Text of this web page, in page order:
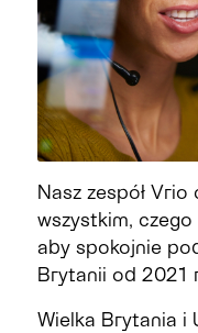
Nasz zespółVrio
wszystkim,
aby spokojnie
Brytanii od 2021
Wielka Brytania i